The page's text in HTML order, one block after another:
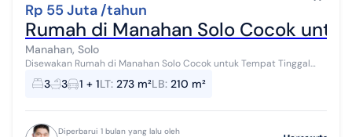
Rp 55 Juta /tahun
Rumah di Manahan Solo Cocok
Manahan, Solo
Disewakan Rumah di Manahan Solo Cocok untuk Tempat Tinggal
atau Tempat Usaha Luas Tanah 273 m2 Luas Bangunan 210 m2
Lebar depan 10,5 m Kamar ti...
3 3 1 + 1LT: 273 m²LB: 210 m²
Diperbarui 1 bulan yang lalu oleh